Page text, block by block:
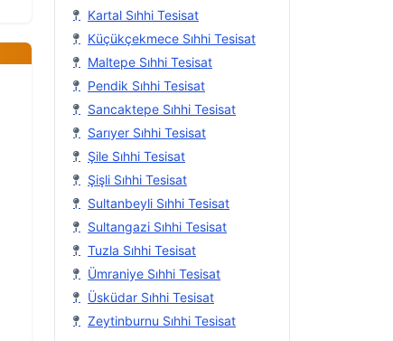
Kartal Sıhhi Tesisat
Küçükçekmece Sıhhi Tesisat
Maltepe Sıhhi Tesisat
Pendik Sıhhi Tesisat
Sancaktepe Sıhhi Tesisat
Sarıyer Sıhhi Tesisat
Şile Sıhhi Tesisat
Şişli Sıhhi Tesisat
Sultanbeyli Sıhhi Tesisat
Sultangazi Sıhhi Tesisat
Tuzla Sıhhi Tesisat
Ümraniye Sıhhi Tesisat
Üsküdar Sıhhi Tesisat
Zeytinburnu Sıhhi Tesisat